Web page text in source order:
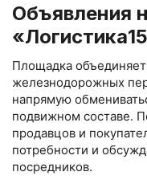
Объявления
Площадка
железнодорожных
напрямую
подвижном составе.
продавцов и
потребности и
посредников.